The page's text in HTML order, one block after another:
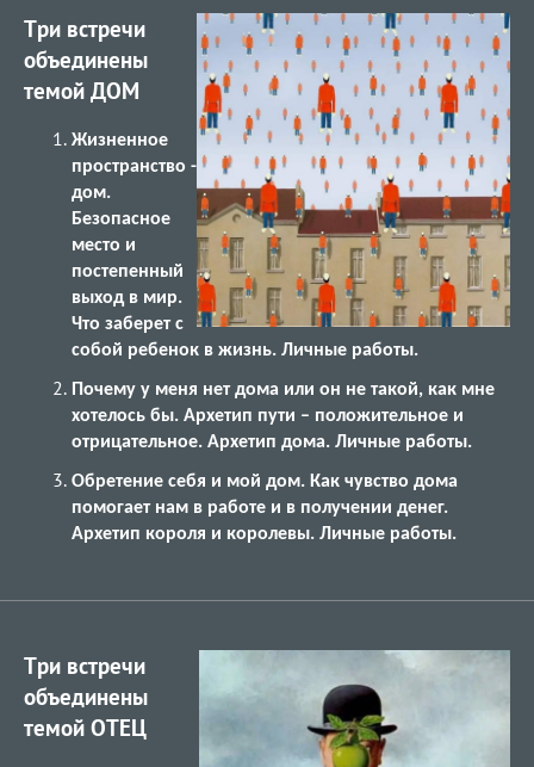
Три встречи
объединены
темой ДОМ
Жизненное
пространство -
дом.
Безопасное
место и
постепенный
выход в мир.
Что заберет с
собой ребенок в жизнь. Личные работы.
Почему у меня нет дома или он не такой, как мне
хотелось бы. Архетип пути – положительное и
отрицательное. Архетип дома. Личные работы.
Обретение себя и мой дом. Как чувство дома
помогает нам в работе и в получении денег.
Архетип короля и королевы. Личные работы.
Три встречи
объединены
темой ОТЕЦ